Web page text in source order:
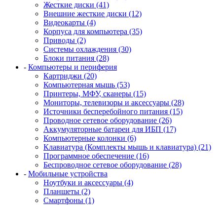
Жесткие диски (41)
Внешние жесткие диски (12)
Видеокарты (4)
Корпуса для компьютера (35)
Приводы (2)
Системы охлаждения (30)
Блоки питания (28)
- Компьютеры и периферия
Картриджи (20)
Компьютерная мышь (53)
Принтеры, МФУ, сканеры (15)
Мониторы, телевизоры и аксессуары (28)
Источники бесперебойного питания (15)
Проводное сетевое оборудование (26)
Аккумуляторные батареи для ИБП (17)
Компьютерные колонки (6)
Клавиатура (Комплекты мышь и клавиатура) (21)
Программное обеспечение (16)
Беспроводное сетевое оборудование (28)
- Мобильные устройства
Ноутбуки и аксессуары (4)
Планшеты (2)
Смартфоны (1)